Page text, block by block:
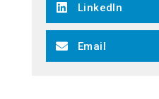
LinkedIn
Email